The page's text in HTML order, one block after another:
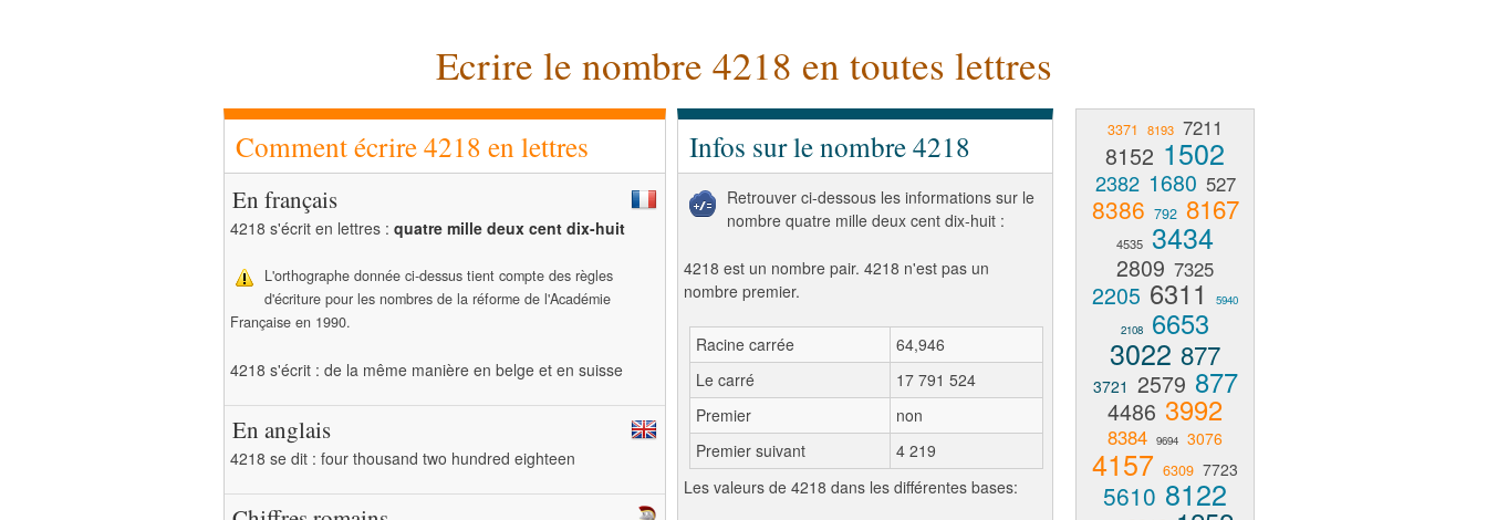
Ecrire le nombre 4218 en toutes lettres
Comment écrire 4218 en lettres
En français
4218 s'écrit en lettres : quatre mille deux cent dix-huit
L'orthographe donnée ci-dessus tient compte des règles
d'écriture pour les nombres de la réforme de l'Académie
Française en 1990.
4218 s'écrit : de la même manière en belge et en suisse
En anglais
4218 se dit : four thousand two hundred eighteen
Infos sur le nombre 4218
Retrouver ci-dessous les informations sur le
nombre quatre mille deux cent dix-huit :
4218 est un nombre pair. 4218 n'est pas un
nombre premier.
Racine carrée
64,946
Le carré
17 791 524
Premier
non
Premier suivant
4 219
Les valeurs de 4218 dans les différentes bases:
3371 8193 7211
8152 1502
2382 1680 527
8386 792 8167
4535 3434
2809 7325
2205 6311
5940
2108
6653
3022 877
3721 2579 877
4486 3992
8384 9694 3076
4157 6309 7723
5610 8122